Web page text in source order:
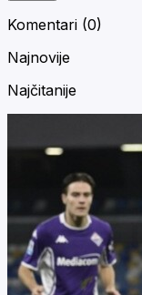
Komentari (0)
Najnovije
Najčitanije